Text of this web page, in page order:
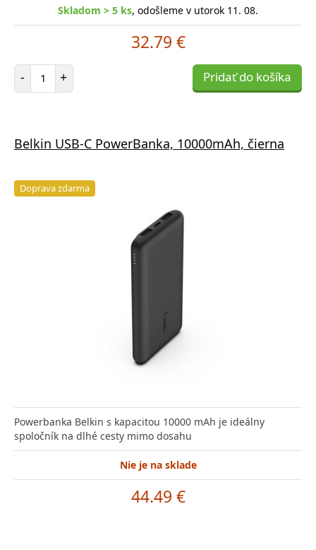
Skladom > 5 ks, odošleme v utorok 11. 08.
32.79 €
- Počet položiek
+ Pridať do košíka
Belkin USB-C PowerBanka, 10000mAh, čierna
Doprava zdarma
Powerbanka Belkin s kapacitou 10000 mAh je ideálny
spoločník na dlhé cesty mimo dosahu
Nie je na sklade
44.49 €